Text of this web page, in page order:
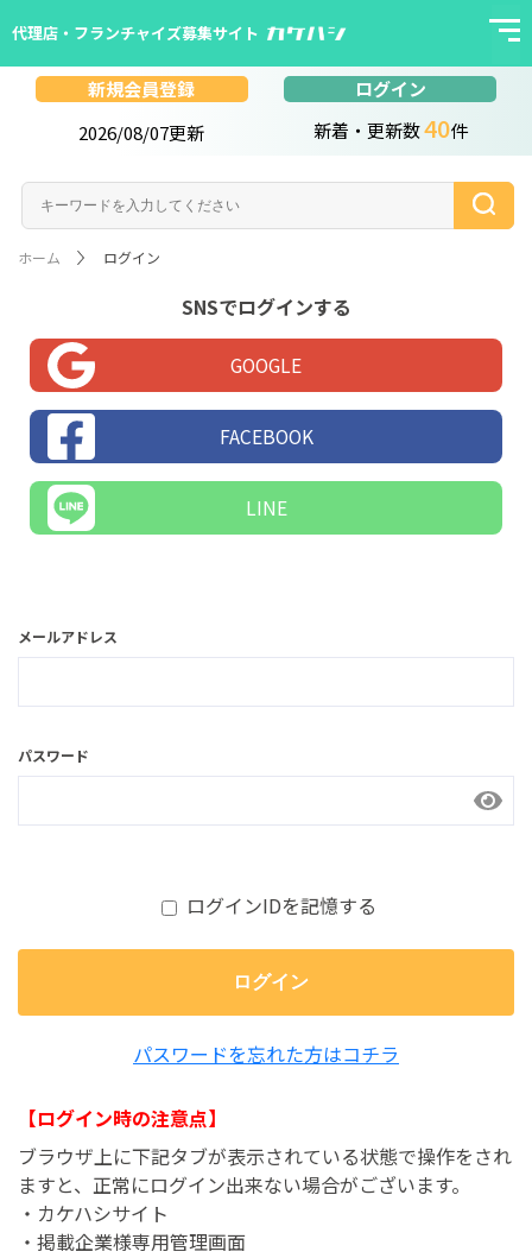
代理店・フランチャイズ募集サイト
新規会員登録
2026/08/07更新
ログイン
新着・更新数40件
ホーム ログイン
SNSでログインする
GOOGLE
FACEBOOK
LINE
メールアドレス
パスワード
ログインIDを記憶する
ログイン
パスワードを忘れた方はコチラ
【ログイン時の注意点】
ブラウザ上に下記タブが表示されている状態で操作をされ
ますと、正常にログイン出来ない場合がございます。
・カケハシサイト
・掲載企業様専用管理画面